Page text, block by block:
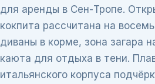
для аренды в Сен-Тропе.
кокпита рассчитана на
диваны в корме, зона загара
каюта для отдыха в тени.
итальянского корпуса